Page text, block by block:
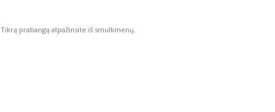
Tikrą prabangą atpažinsite iš smulkmenų.